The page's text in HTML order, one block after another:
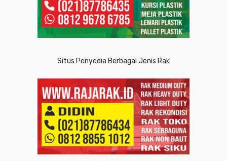
Situs Penyedia Berbagai Jenis Rak